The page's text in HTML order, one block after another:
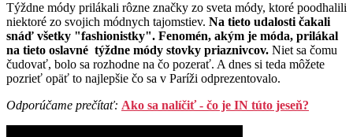
Týždne módy prilákali rôzne značky zo sveta módy, ktoré poodhalili
niektoré zo svojich módnych tajomstiev. Na tieto udalosti čakali
snáď všetky "fashionistky". Fenomén, akým je móda, prilákal
na tieto oslavné týždne módy stovky priaznivcov. Niet sa čomu
čudovať, bolo sa rozhodne na čo pozerať. A dnes si teda môžete
pozrieť opäť to najlepšie čo sa v Paríži odprezentovalo.
Odporúčame prečítať: Ako sa nalíčiť - čo je IN túto jeseň?